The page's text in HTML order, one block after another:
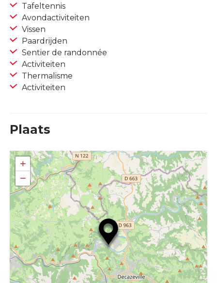
Tafeltennis
Avondactiviteiten
Vissen
Paardrijden
Sentier de randonnée
Activiteiten
Thermalisme
Activiteiten
Plaats
+
−